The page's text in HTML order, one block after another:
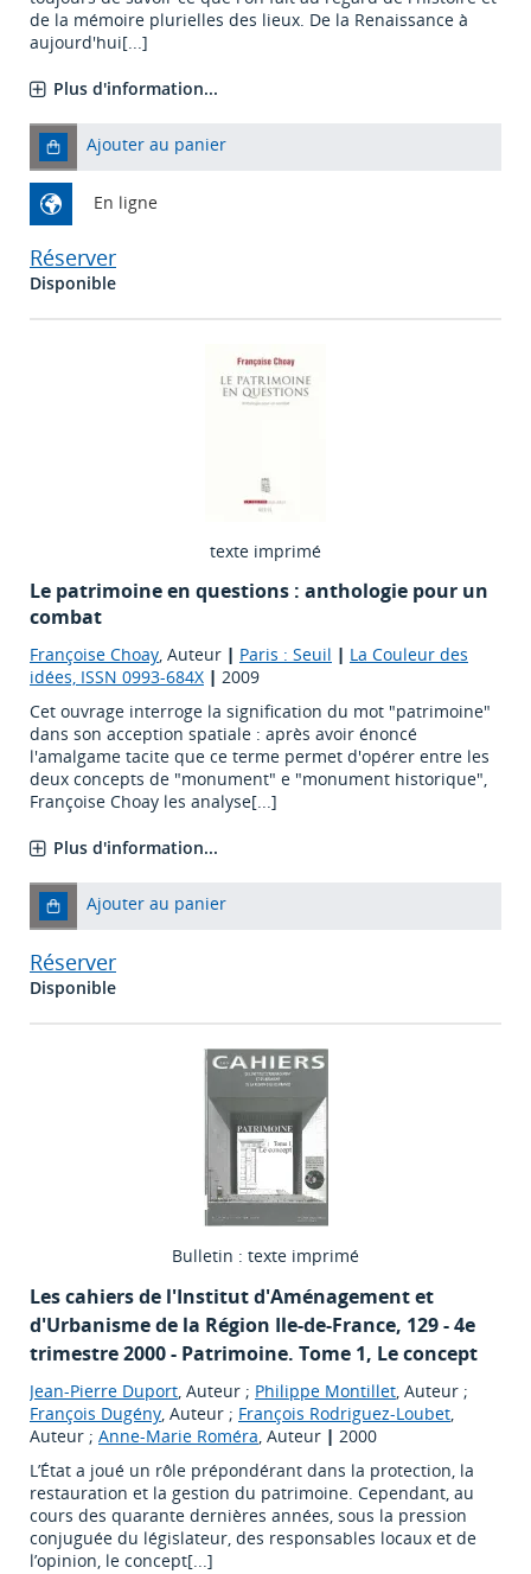
de la mémoire plurielles des lieux. De la Renaissance à
aujourd'hui[...]
Plus d'information...
Ajouter au panier
En ligne
Réserver
Disponible
texte imprimé
Le patrimoine en questions : anthologie pour un
combat
Françoise Choay, Auteur | Paris : Seuil | La Couleur des
idées, ISSN 0993-684X | 2009
Cet ouvrage interroge la signification du mot "patrimoine"
dans son acception spatiale : après avoir énoncé
l'amalgame tacite que ce terme permet d'opérer entre les
deux concepts de "monument" e "monument historique",
Françoise Choay les analyse[...]
Plus d'information...
Ajouter au panier
Réserver
Disponible
Bulletin : texte imprimé
Les cahiers de l'Institut d'Aménagement et
d'Urbanisme de la Région Ile-de-France, 129 - 4e
trimestre 2000 - Patrimoine. Tome 1, Le concept
Jean-Pierre Duport, Auteur ; Philippe Montillet, Auteur ;
François Dugény, Auteur ; François Rodriguez-Loubet,
Auteur ; Anne-Marie Roméra, Auteur | 2000
L’État a joué un rôle prépondérant dans la protection, la
restauration et la gestion du patrimoine. Cependant, au
cours des quarante dernières années, sous la pression
conjuguée du législateur, des responsables locaux et de
l’opinion, le concept[...]